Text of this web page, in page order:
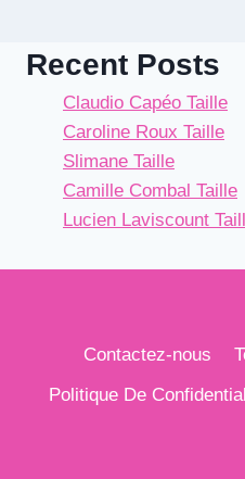
Recent Posts
Claudio Capéo Taille
Caroline Roux Taille
Slimane Taille
Camille Combal Taille
Lucien Laviscount
Contactez-nous
Politique De